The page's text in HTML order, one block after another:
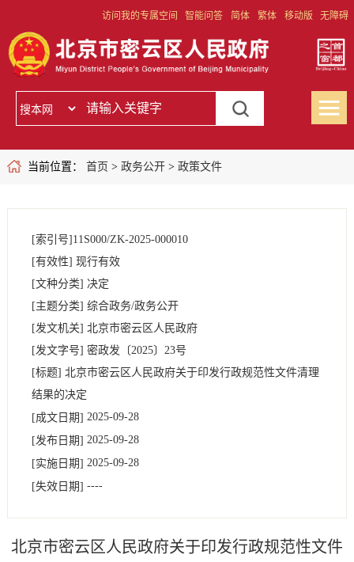
访问我的专属空间 智能问答 简体 繁体 移动版 无障碍
当前位置： 首页 > 政务公开> 政策文件
[索引号] 11S000/ZK-2025-000010
[有效性] 现行有效
[文种分类] 决定
[主题分类] 综合政务/政务公开
[发文机关] 北京市密云区人民政府
[发文字号] 密政发 〔2025〕 23号
[标题] 北京市密云区人民政府关于印发行政规范性文件清理
结果的决定
[成文日期] 2025-09-28
[发布日期] 2025-09-28
[实施日期] 2025-09-28
[失效日期] ----
北京市密云区人民政府关于印发行政规范性文件